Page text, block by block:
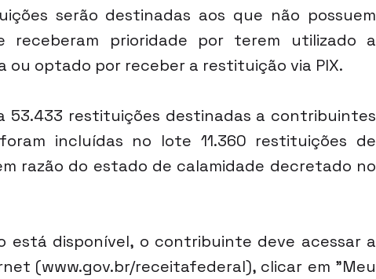
serão destinadas aos que não possuem
receberam prioridade por terem utilizado a
ou optado por receber a restituição via PIX.
53.433 restituições destinadas a contribuintes
incluídas no lote 11.360 restituições de
razão do estado de calamidade decretado no
está disponível, o contribuinte deve acessar a
(www.gov.br/receitafederal), clicar em "Meu